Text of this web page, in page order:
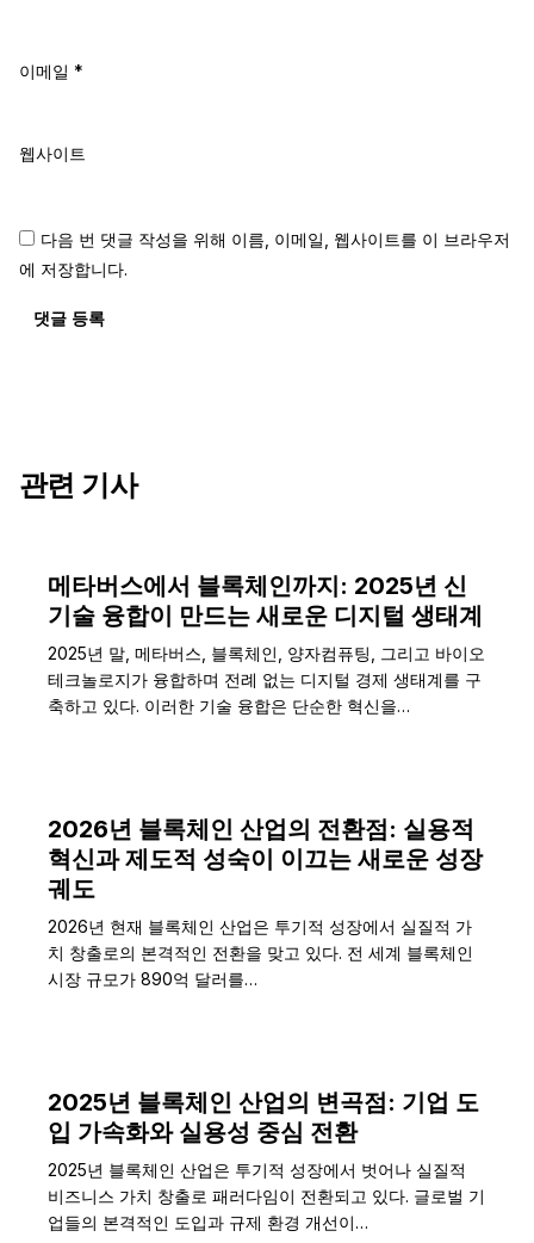
이메일 *
웹사이트
다음 번 댓글 작성을 위해 이름, 이메일, 웹사이트를 이 브라우저
에 저장합니다.
댓글 등록
관련 기사
메타버스에서 블록체인까지: 2025년 신
기술 융합이 만드는 새로운 디지털 생태계
2025년 말, 메타버스, 블록체인, 양자컴퓨팅, 그리고 바이오
테크놀로지가 융합하며 전례 없는 디지털 경제 생태계를 구
축하고 있다. 이러한 기술 융합은 단순한 혁신을…
2026년 블록체인 산업의 전환점: 실용적
혁신과 제도적 성숙이 이끄는 새로운 성장
궤도
2026년 현재 블록체인 산업은 투기적 성장에서 실질적 가
치 창출로의 본격적인 전환을 맞고 있다. 전 세계 블록체인
시장 규모가 890억 달러를…
2025년 블록체인 산업의 변곡점: 기업 도
입 가속화와 실용성 중심 전환
2025년 블록체인 산업은 투기적 성장에서 벗어나 실질적
비즈니스 가치 창출로 패러다임이 전환되고 있다. 글로벌 기
업들의 본격적인 도입과 규제 환경 개선이…